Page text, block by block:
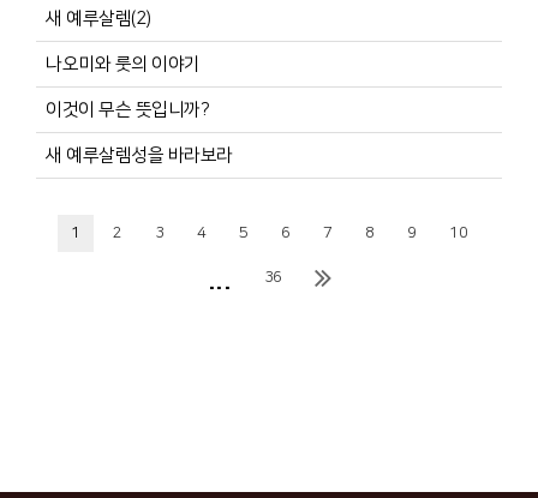
새 예루살렘(2)
나오미와 룻의 이야기
이것이 무슨 뜻입니까?
새 예루살렘성을 바라보라
1 2 3 4 5 6 7 8 9 10
... 36